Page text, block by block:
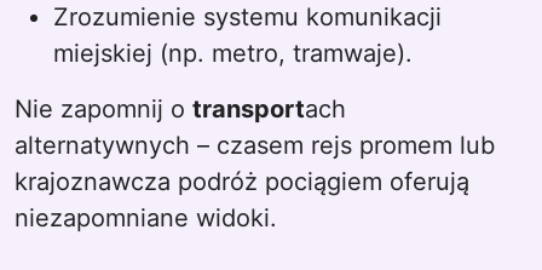
Zrozumienie systemu komunikacji
miejskiej (np. metro, tramwaje).
Nie zapomnij o transportach
alternatywnych – czasem rejs promem lub
krajoznawcza podróż pociągiem oferują
niezapomniane widoki.